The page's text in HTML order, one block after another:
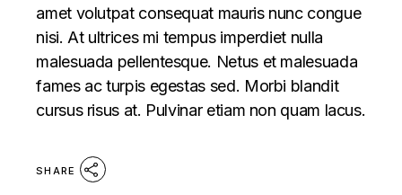
amet volutpat consequat mauris nunc congue
nisi. At ultrices mi tempus imperdiet nulla
malesuada pellentesque. Netus et malesuada
fames ac turpis egestas sed. Morbi blandit
cursus risus at. Pulvinar etiam non quam lacus.
SHARE